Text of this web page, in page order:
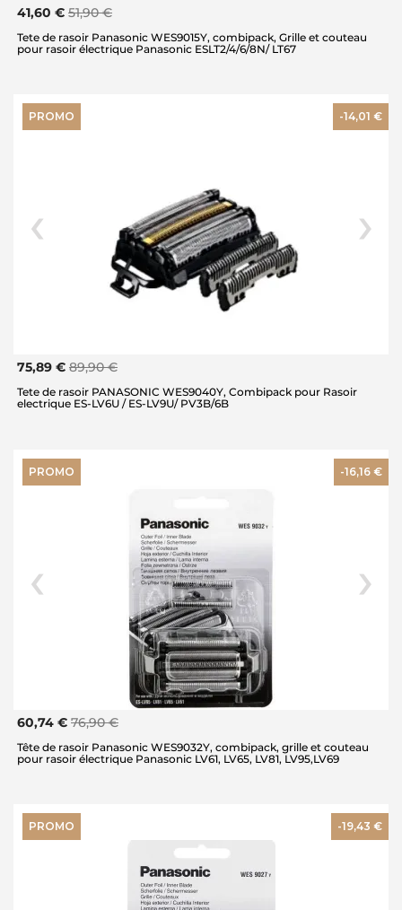
41,60 € 51,90 €
Tete de rasoir Panasonic WES9015Y, combipack, Grille et couteau
pour rasoir électrique Panasonic ESLT2/4/6/8N/ LT67
PROMO -14,01 €
75,89 € 89,90 €
Tete de rasoir PANASONIC WES9040Y, Combipack pour Rasoir
electrique ES-LV6U / ES-LV9U/ PV3B/6B
PROMO -16,16 €
60,74 € 76,90 €
Tête de rasoir Panasonic WES9032Y, combipack, grille et couteau
pour rasoir électrique Panasonic LV61, LV65, LV81, LV95,LV69
PROMO -19,43 €